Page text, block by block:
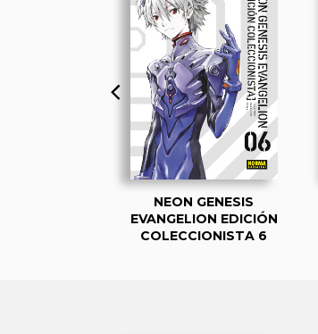
NEON GENESIS
EVANGELION EDICIÓN
COLECCIONISTA 6